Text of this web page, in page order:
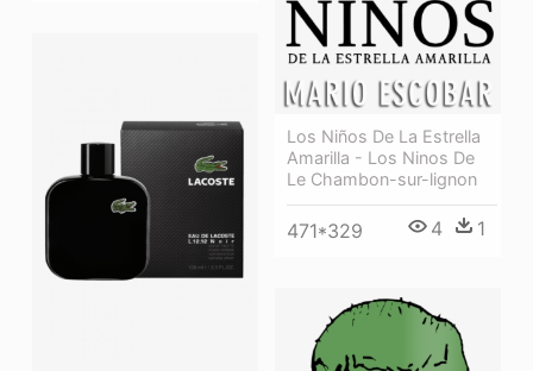
Los Niños De La Estrella
Amarilla - Los Ninos De
Le Chambon-sur-lignon
471*329 4 1